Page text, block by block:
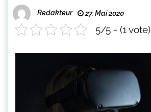
Redakteur 27. Mai 2020
5/5 - (1 vote)